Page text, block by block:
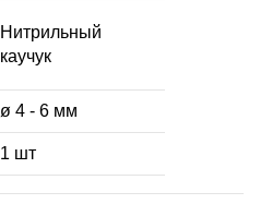
Нитрильный
каучук
ø 4 - 6 мм
1 шт